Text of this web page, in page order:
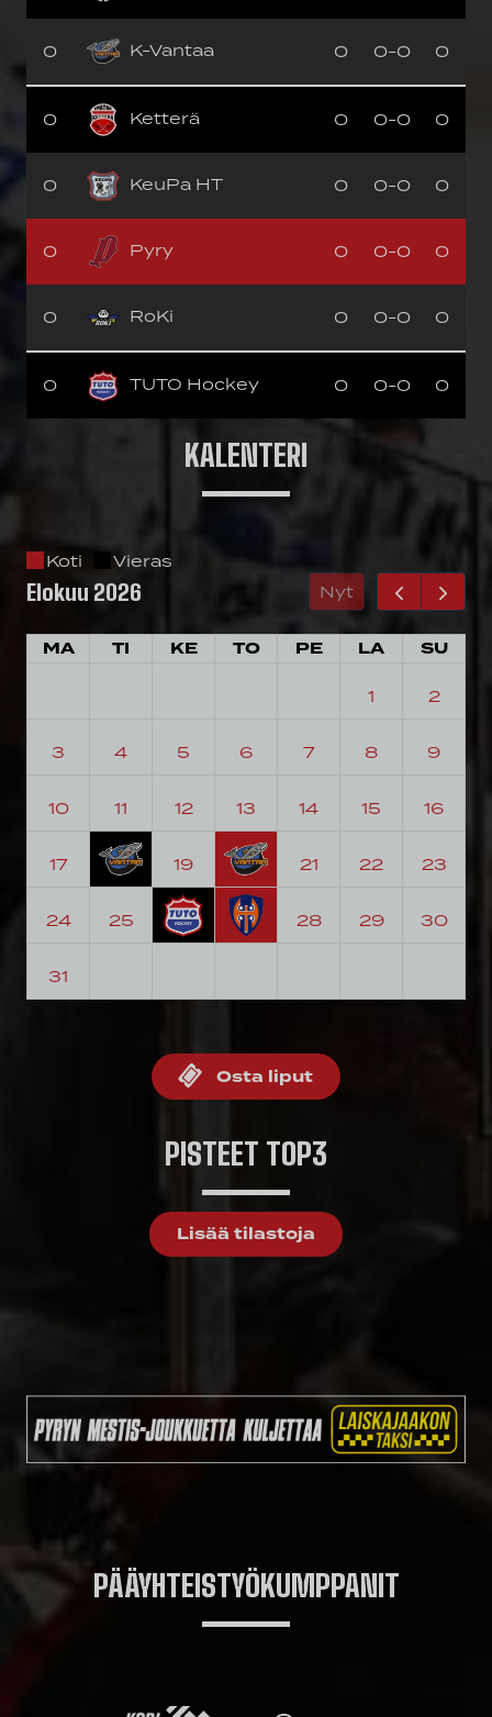
0 K-Vantaa 0 0-0 0
0 Ketterä 0 0-0 0
0 KeuPa HT 0 0-0 0
0 Pyry 0 0-0 0
0 RoKi 0 0-0 0
0 TUTO Hockey 0 0-0 0
KALENTERI
Koti Vieras
elokuu 2026 Nyt
MA TI KE TO PE LA SU
1 2
3 4 5 6 7 8 9
10 11 12 13 14 15 16
17 18 19 20 21 22 23
24 25 26 27 28 29 30
31
Osta liput
PISTEET TOP3
Lisää tilastoja
PÄÄYHTEISTYÖKUMPPANIT